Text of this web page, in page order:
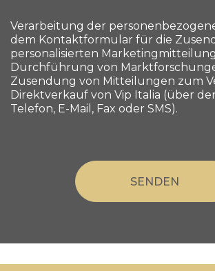
Verarbeitung der
dem Kontaktformular für die
personalisierten
Durchführung von
Zusendung von Mitteilungen zum
Direktverkauf von Vip Italia (über
Telefon, E-Mail, Fax oder SMS).